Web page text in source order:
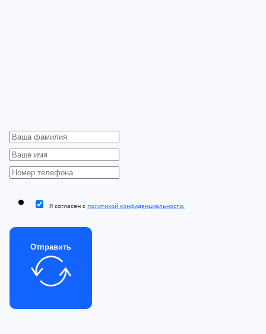
Я согласен с политикой конфиденциальности.
Отправить